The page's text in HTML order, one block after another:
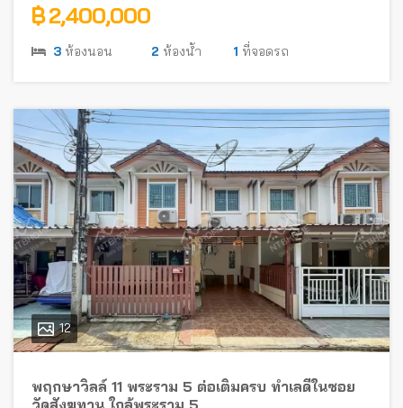
฿ 2,400,000
3 ห้องนอน 2 ห้องน้ำ 1 ที่จอดรถ
12
พฤกษาวิลล์ 11 พระราม 5 ต่อเติมครบ ทำเลดีในซอย
วัดสังฆทาน ใกล้พระราม 5